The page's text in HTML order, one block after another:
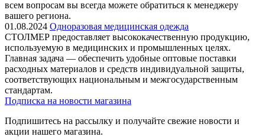
всем вопросам вы всегда можете обратиться к менеджеру
вашего региона.
01.08.2024 Одноразовая медицинская одежда
СТОЛМЕР предоставляет высококачественную продукцию,
используемую в медицинских и промышленных целях.
Главная задача — обеспечить удобные оптовые поставки
расходных материалов и средств индивидуальной защиты,
соответствующих национальным и межгосударственным
стандартам.
Подписка на новости магазина
Подпишитесь на рассылку и получайте свежие новости и
акции нашего магазина.